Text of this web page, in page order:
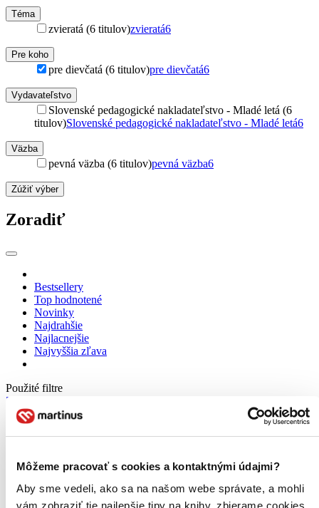
Môžeme pracovať s cookies a kontaktnými údajmi?
Aby sme vedeli, ako sa na našom webe správate, a mohli
vám zobraziť tie najlepšie tipy na knihy, zbierame cookies.
Téma
zvieratá (6 titulov)zvieratá6
Pre koho
pre dievčatá (6 titulov)pre dievčatá6
Vydavateľstvo
Slovenské pedagogické nakladateľstvo - Mladé letá (6
titulov)Slovenské pedagogické nakladateľstvo - Mladé letá6
Väzba
pevná väzba (6 titulov)pevná väzba6
Zúžiť výber
Zoradiť
Bestsellery
Top hodnotené
Novinky
Najdrahšie
Najlacnejšie
Najvyššia zľava
Použité filtre
Zrušiť filtre
Pre dievčatá